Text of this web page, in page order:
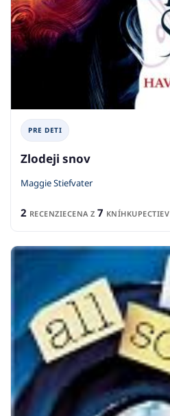
PRE DETI
Zlodeji snov
Maggie Stiefvater
2 RECENZIECENA Z 7 KNÍHKUPECTIEV